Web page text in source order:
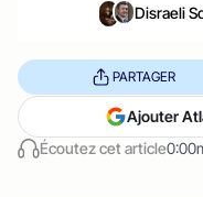
Disraeli
Écoutez cet article
PARTAGER
Ajouter